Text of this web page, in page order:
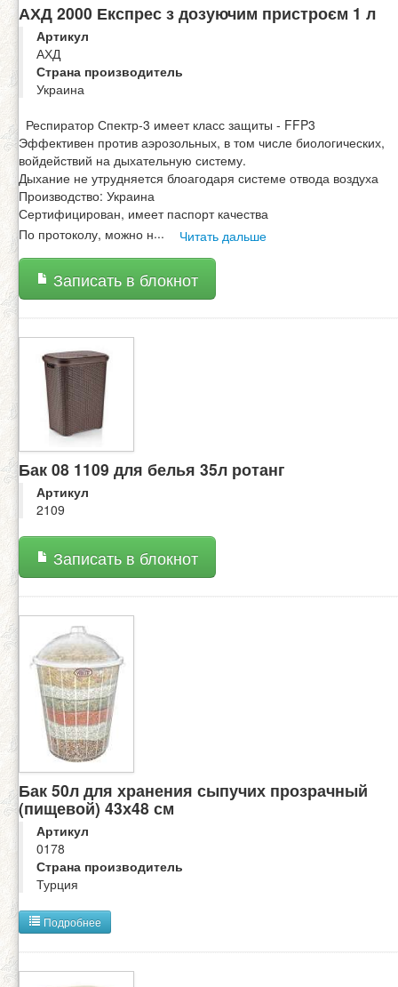
АХД 2000 Експрес з дозуючим пристроєм 1 л
Артикул
АХД
Страна производитель
Украина
Респиратор Спектр-3 имеет класс защиты - FFP3
Эффективен против аэрозольных, в том числе биологических,
войдействий на дыхательную систему.
Дыхание не утрудняется блоагодаря системе отвода воздуха
Производство: Украина
Сертифицирован, имеет паспорт качества
По протоколу, можно н... Читать дальше
Записать в блокнот
Бак 08 1109 для белья 35л ротанг
Артикул
2109
Записать в блокнот
Бак 50л для хранения сыпучих прозрачный
(пищевой) 43х48 см
Артикул
0178
Страна производитель
Турция
Подробнее